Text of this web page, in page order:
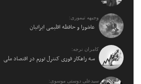
وجیهه تیموری:
عاشورا و حافظه اقلیمی ایرانیان
کامران نرجه:
سه راهکار فوری کنترل تورم در اقتصاد ملی
سیدعلی دوستی موسوی: